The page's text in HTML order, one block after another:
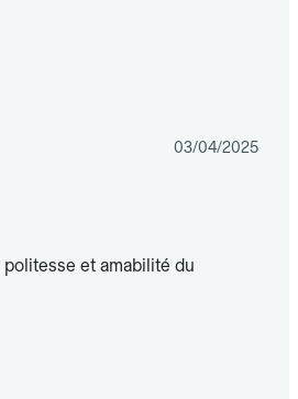
03/04/2025
et amabilité du